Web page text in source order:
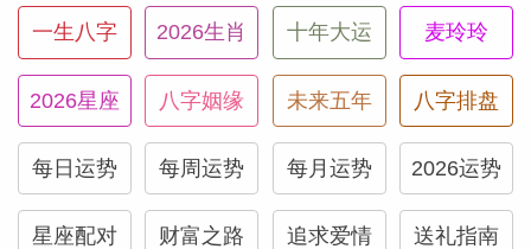
你的劳动收入即将发生变化，可能获得加
薪、接受薪资更高的新工作，或有机会增加
工时。火星近期推高了你的开销，但今日日
食或许能带来填补缺口的转机。这笔额外资
金似乎已触手可及，请即刻评估选项，并准
备在数日内作出抉择。
一生八字 2026生肖 十年大运 麦玲玲
2026星座 八字姻缘 未来五年 八字排盘
每日运势 每周运势 每月运势 2026运势
星座配对 财富之路 追求爱情 送礼指南